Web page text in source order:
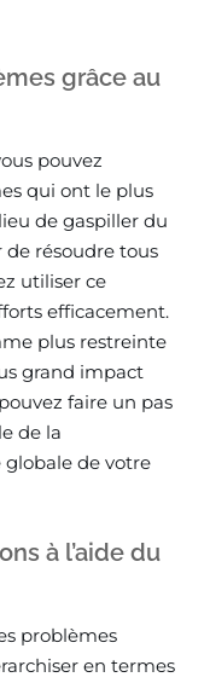
grâce au
pouvez
qui ont le plus
de gaspiller du
de résoudre tous
utiliser ce
efficacement.
plus restreinte
grand impact
faire un pas
de la
de votre
à l’aide du
problèmes
en termes